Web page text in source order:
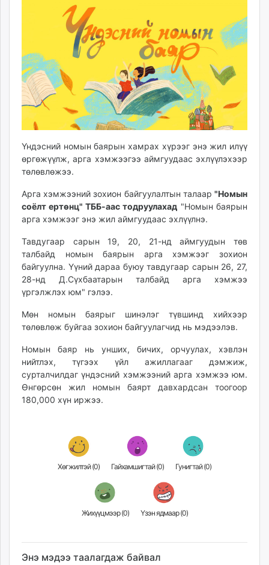
Eguur.mn
24tsag.mn
shuud.mn
eagle.mn
zarig.mn
today.mn
zuv.mn
mminfo.mn
ugluu.mn
urlag.mn
unen.mn
shudarga.mn
shuurhai.mn
unuudur.mn
isee.mn
mglradio.com
fact.mn
tumen.mn
shuum.mn
times.mn
tvmongolia.mn
Үндэсний номын баярын хамрах хүрээг энэ жил илүү
өргөжүүлж, арга хэмжээгээ аймгуудаас эхлүүлэхээр
төлөвлөжээ.
Арга хэмжээний зохион байгуулалтын талаар "Номын
соёлт ертөнц" ТББ-аас тодруулахад "Номын баярын
арга хэмжээг энэ жил аймгуудаас эхлүүлнэ.
Тавдугаар сарын 19, 20, 21-нд аймгуудын төв
талбайд номын баярын арга хэмжээг зохион
байгуулна. Үүний дараа буюу тавдугаар сарын 26, 27,
28-нд Д.Сүхбаатарын талбайд арга хэмжээ
үргэлжлэх юм" гэлээ.
Мөн номын баярыг шинэлэг түвшинд хийхээр
төлөвлөж буйгаа зохион байгуулагчид нь мэдээлэв.
Номын баяр нь унших, бичих, орчуулах, хэвлэн
нийтлэх, түгээх үйл ажиллагааг дэмжиж,
сурталчилдаг үндэсний хэмжээний арга хэмжээ юм.
Өнгөрсөн жил номын баярт давхардсан тоогоор
180,000 хүн иржээ.
Хөгжилтэй (0) Гайхамшигтай (0) Гунигтай (0)
Жихүүцмээр (0) Үзэн ядмаар (0)
Энэ мэдээ таалагдаж байвал